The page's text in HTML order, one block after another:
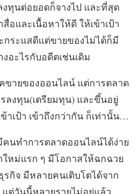
งทุนต่อยอดก็จางไป และที่สุด
อและเนื้อหาให้ดี ให้เข้าเป้า
ระแสดีแต่ขายของไม่ได้ก็มี
อะไรกับอดีตเช่นเดิม
ขายของออนไลน์ แต่การตลาด
ลงทุน(เตรียมทุน) และขึ้นอยู่
าเป้า เข้าถึงกว่ากัน ก็เท่านั้น…
นทำการตลาดออนไลน์ได้ง่าย
ใหม่แรก ๆ มีโอกาสให้ฉกฉวย
กิจ มีหลายคนเติบโตได้จาก
แต่วันนี้หลายรายไม่อยู่แล้ว